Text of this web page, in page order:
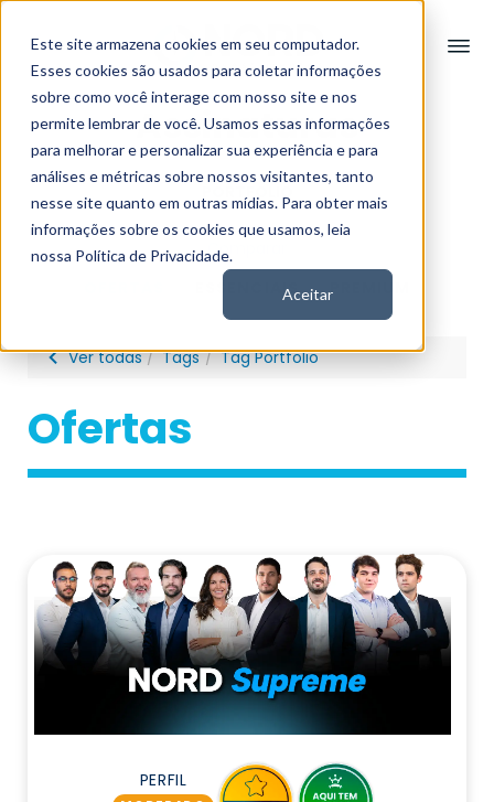
Este site armazena cookies em seu computador.
Esses cookies são usados para coletar informações
sobre como você interage com nosso site e nos
permite lembrar de você. Usamos essas informações
para melhorar e personalizar sua experiência e para
análises e métricas sobre nossos visitantes, tanto
nesse site quanto em outras mídias. Para obter mais
informações sobre os cookies que usamos, leia
nossa Política de Privacidade.
Aceitar
Assinaturas
Comparar
ESSENCIAIS PREMIUM
Ver todas Tags Tag Portfolio
Ofertas
PERFIL